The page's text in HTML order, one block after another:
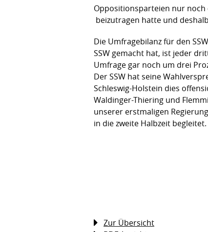
Oppositionsparteien nur noch
beizutragen hatte und
Die Umfragebilanz für den
SSW gemacht hat, ist jeder
Umfrage gar noch um drei
Der SSW hat seine
Schleswig-Holstein dies
Waldinger-Thiering und
unserer erstmaligen
in die zweite Halbzeit begleitet.
Zur Übersicht